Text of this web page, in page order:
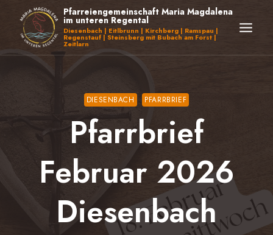
Inhalt
springen
Pfarreiengemeinschaft Maria Magdalena
im unteren Regental
Diesenbach | Eitlbrunn | Kirchberg | Ramspau |
Regenstauf | Steinsberg mit Bubach am Forst |
Zeitlarn
DIESENBACH PFARRBRIEF
Pfarrbrief
Februar 2026
Diesenbach